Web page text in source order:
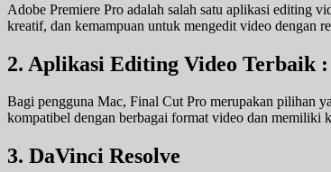
Adobe Premiere Pro adalah salah satu aplikasi editing
kreatif, dan kemampuan untuk mengedit video dengan
2. Aplikasi Editing Video Terbaik
Bagi pengguna Mac, Final Cut Pro merupakan pilihan
kompatibel dengan berbagai format video dan memiliki
3. DaVinci Resolve